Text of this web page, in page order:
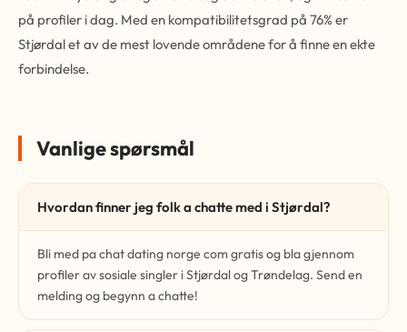
på profiler i dag. Med en kompatibilitetsgrad på 76% er
Stjørdal et av de mest lovende områdene for å finne en ekte
forbindelse.
Vanlige spørsmål
Hvordan finner jeg folk a chatte med i Stjørdal?
Bli med pa chat dating norge com gratis og bla gjennom
profiler av sosiale singler i Stjørdal og Trøndelag. Send en
melding og begynn a chatte!